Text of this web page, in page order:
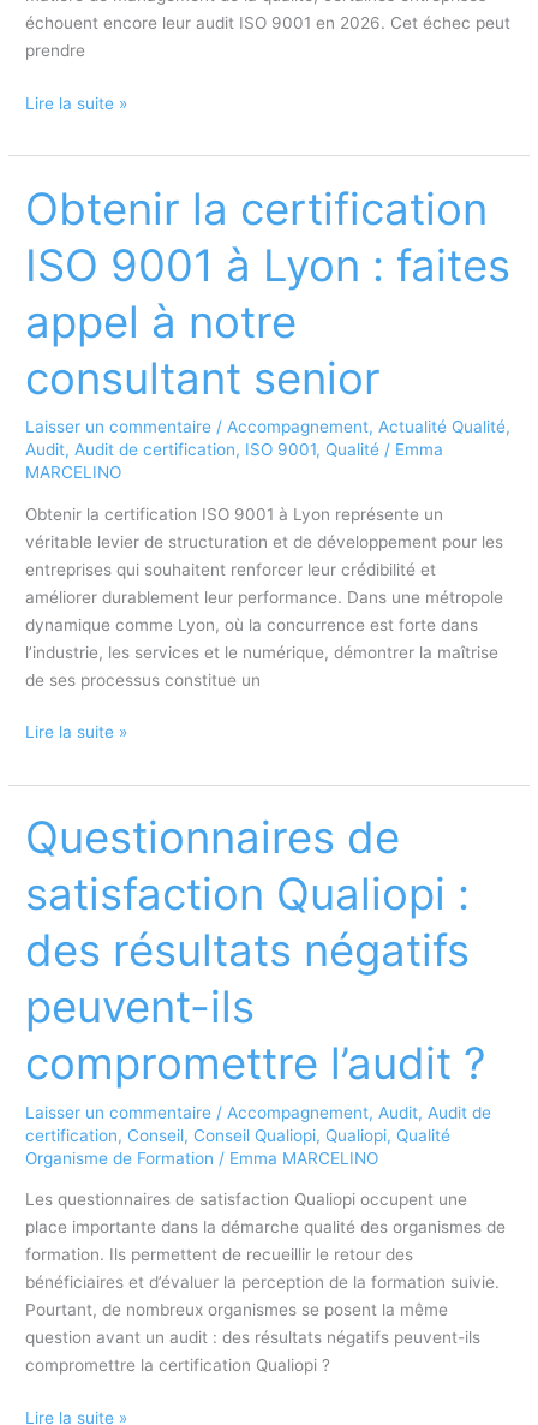
échouent encore leur audit ISO 9001 en 2026. Cet échec peut
prendre
Pourquoi
entreprises
encore
audit
9001
2026
Lire la suite »
Obtenir la certification
ISO 9001 à Lyon : faites
appel à notre
consultant senior
Laisser un commentaire /Accompagnement,Actualité Qualité,
Audit,Audit de certification, ISO 9001, Qualité / Emma
MARCELINO
Obtenir la certification ISO 9001 à Lyon représente un
véritable levier de structuration et de développement pour les
entreprises qui souhaitent renforcer leur crédibilité et
améliorer durablement leur performance. Dans une métropole
dynamique comme Lyon, où la concurrence est forte dans
l’industrie, les services et le numérique, démontrer la maîtrise
de ses processus constitue un
Obtenir
certification
9001
Lyon
faites
à
notre
consultant
Lire la suite »
Questionnaires de
satisfaction Qualiopi :
des résultats négatifs
peuvent-ils
compromettre l’audit ?
Laisser un commentaire / Accompagnement, Audit, Audit de
certification, Conseil, Conseil Qualiopi, Qualiopi, Qualité
Organisme de Formation / Emma MARCELINO
Les questionnaires de satisfaction Qualiopi occupent une
place importante dans la démarche qualité des organismes de
formation. Ils permettent de recueillir le retour des
bénéficiaires et d’évaluer la perception de la formation suivie.
Pourtant, de nombreux organismes se posent la même
question avant un audit : des résultats négatifs peuvent-ils
compromettre la certification Qualiopi ?
Questionnaires
Lire la suite »